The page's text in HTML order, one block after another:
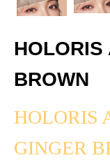
HOLORIS
BROWN
HOLORIS
GINGER